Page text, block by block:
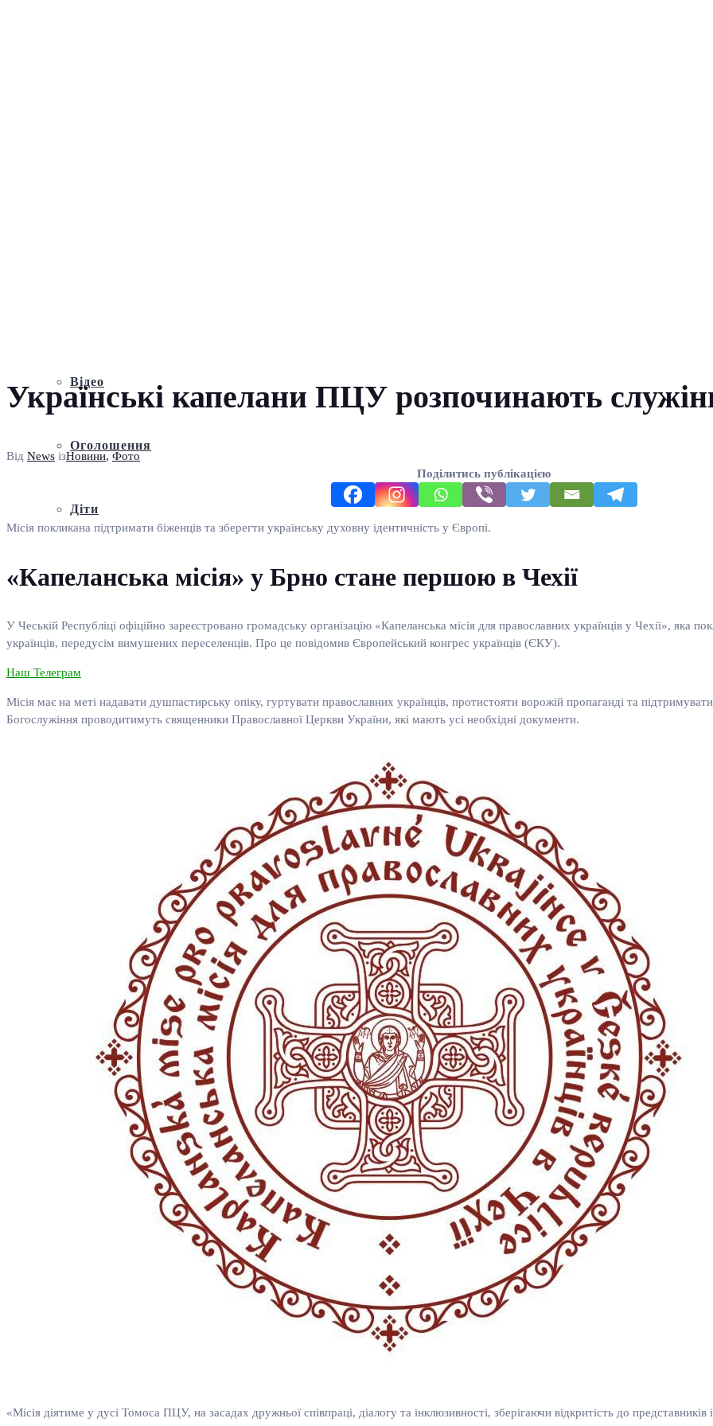
Відео
Оголошення
Діти
Українські капелани ПЦУ розпочинають
Від News ізНовини, Фото
Поділитись публікацією
Місія покликана підтримати біженців та зберегти українську духовну ідентичність у Європі.
«Капеланська місія» у Брно стане першою в Чехії
У Чеській Республіці офіційно зареєстровано громадську організацію «Капеланська місія для православних українців у Чехії», яка
українців, передусім вимушених переселенців. Про це повідомив Європейський конгрес українців (ЄКУ).
Наш Телеграм
Місія має на меті надавати душпастирську опіку, гуртувати православних українців, протистояти ворожій пропаганді та
Богослужіння проводитимуть священники Православної Церкви України, які мають усі необхідні документи.
«Місія діятиме у дусі Томоса ПЦУ, на засадах дружньої співпраці, діалогу та інклюзивності, зберігаючи відкритість до